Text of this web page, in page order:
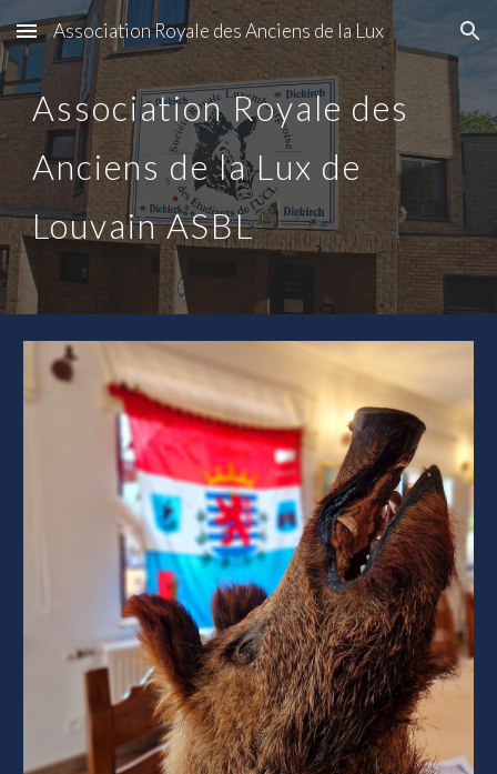
Skip to main content Skip to navigation
Association Royale des Anciens de la Lux
Association Royale des
Anciens de la Lux de
Louvain ASBL